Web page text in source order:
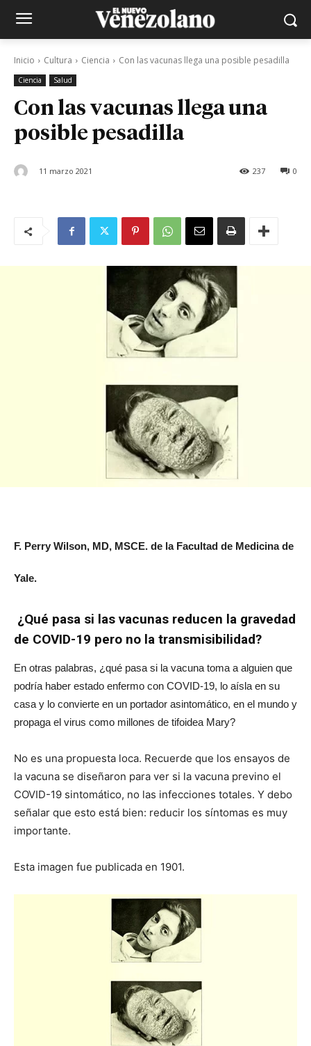
Inicio Cultura Ciencia Con las vacunas llega una posible pesadilla
Ciencia Salud
Con las vacunas llega una
posible pesadilla
11 marzo 2021 0
237
F. Perry Wilson, MD, MSCE. de la Facultad de Medicina de
Yale.
¿Qué pasa si las vacunas reducen la gravedad
de COVID-19 pero no la transmisibilidad?
En otras palabras, ¿qué pasa si la vacuna toma a alguien que
podría haber estado enfermo con COVID-19, lo aísla en su
casa y lo convierte en un portador asintomático, en el mundo y
propaga el virus como millones de tifoidea Mary?
No es una propuesta loca. Recuerde que los ensayos de
la vacuna se diseñaron para ver si la vacuna previno el
COVID-19 sintomático, no las infecciones totales. Y debo
señalar que esto está bien: reducir los síntomas es muy
importante.
Esta imagen fue publicada en 1901.